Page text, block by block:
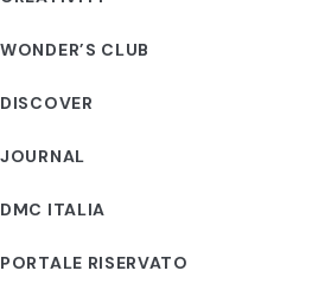
WONDER’S CLUB
DISCOVER
JOURNAL
DMC ITALIA
PORTALE RISERVATO